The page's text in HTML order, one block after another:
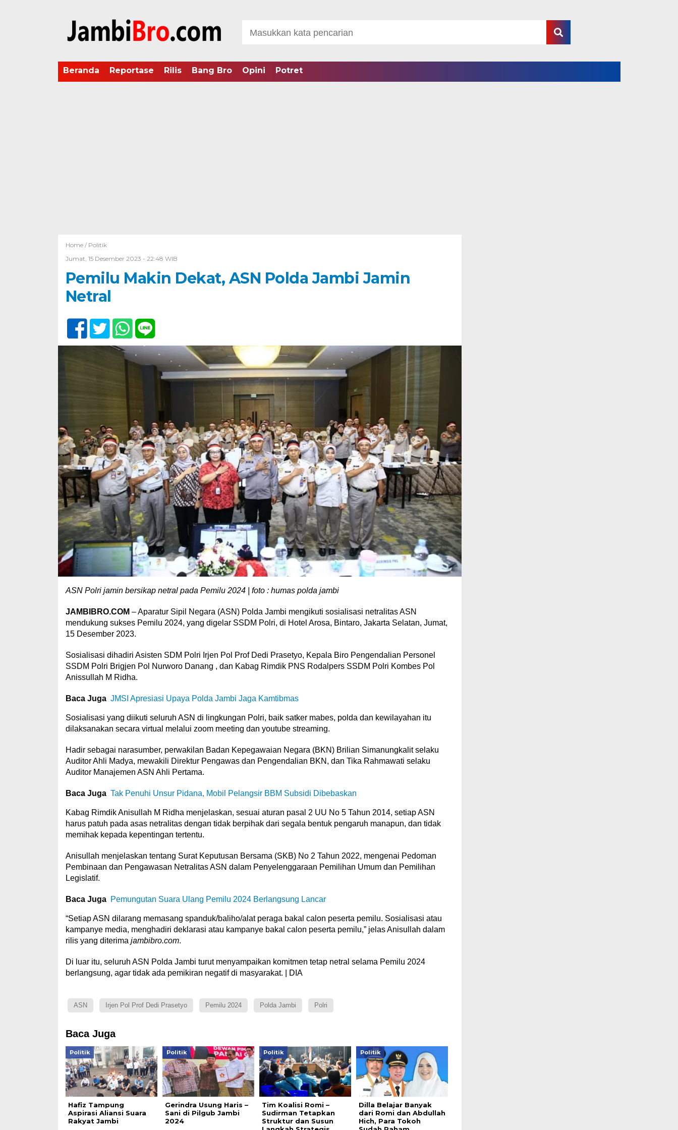
Beranda Reportase Rilis Bang Bro Opini Potret
Home / Politik
Jumat, 15 Desember 2023 - 22:48 WIB
Pemilu Makin Dekat, ASN Polda Jambi Jamin
Netral
ASN Polri jamin bersikap netral pada Pemilu 2024 | foto : humas polda jambi
JAMBIBRO.COM – Aparatur Sipil Negara (ASN) Polda Jambi mengikuti sosialisasi netralitas ASN
mendukung sukses Pemilu 2024, yang digelar SSDM Polri, di Hotel Arosa, Bintaro, Jakarta Selatan, Jumat,
15 Desember 2023.
Sosialisasi dihadiri Asisten SDM Polri Irjen Pol Prof Dedi Prasetyo, Kepala Biro Pengendalian Personel
SSDM Polri Brigjen Pol Nurworo Danang , dan Kabag Rimdik PNS Rodalpers SSDM Polri Kombes Pol
Anissullah M Ridha.
Baca Juga JMSI Apresiasi Upaya Polda Jambi Jaga Kamtibmas
Sosialisasi yang diikuti seluruh ASN di lingkungan Polri, baik satker mabes, polda dan kewilayahan itu
dilaksanakan secara virtual melalui zoom meeting dan youtube streaming.
Hadir sebagai narasumber, perwakilan Badan Kepegawaian Negara (BKN) Brilian Simanungkalit selaku
Auditor Ahli Madya, mewakili Direktur Pengawas dan Pengendalian BKN, dan Tika Rahmawati selaku
Auditor Manajemen ASN Ahli Pertama.
Baca Juga Tak Penuhi Unsur Pidana, Mobil Pelangsir BBM Subsidi Dibebaskan
Kabag Rimdik Anisullah M Ridha menjelaskan, sesuai aturan pasal 2 UU No 5 Tahun 2014, setiap ASN
harus patuh pada asas netralitas dengan tidak berpihak dari segala bentuk pengaruh manapun, dan tidak
memihak kepada kepentingan tertentu.
Anisullah menjelaskan tentang Surat Keputusan Bersama (SKB) No 2 Tahun 2022, mengenai Pedoman
Pembinaan dan Pengawasan Netralitas ASN dalam Penyelenggaraan Pemilihan Umum dan Pemilihan
Legislatif.
Baca Juga Pemungutan Suara Ulang Pemilu 2024 Berlangsung Lancar
“Setiap ASN dilarang memasang spanduk/baliho/alat peraga bakal calon peserta pemilu. Sosialisasi atau
kampanye media, menghadiri deklarasi atau kampanye bakal calon peserta pemilu,” jelas Anisullah dalam
rilis yang diterima jambibro.com.
Di luar itu, seluruh ASN Polda Jambi turut menyampaikan komitmen tetap netral selama Pemilu 2024
berlangsung, agar tidak ada pemikiran negatif di masyarakat. | DIA
ASN Irjen Pol Prof Dedi Prasetyo Pemilu 2024 Polda Jambi Polri
Baca Juga
Politik
Hafiz Tampung
Aspirasi Aliansi Suara
Rakyat Jambi
Politik
Gerindra Usung Haris –
Sani di Pilgub Jambi
2024
Politik
Tim Koalisi Romi –
Sudirman Tetapkan
Struktur dan Susun
Politik
Dilla Belajar Banyak
dari Romi dan Abdullah
Hich, Para Tokoh